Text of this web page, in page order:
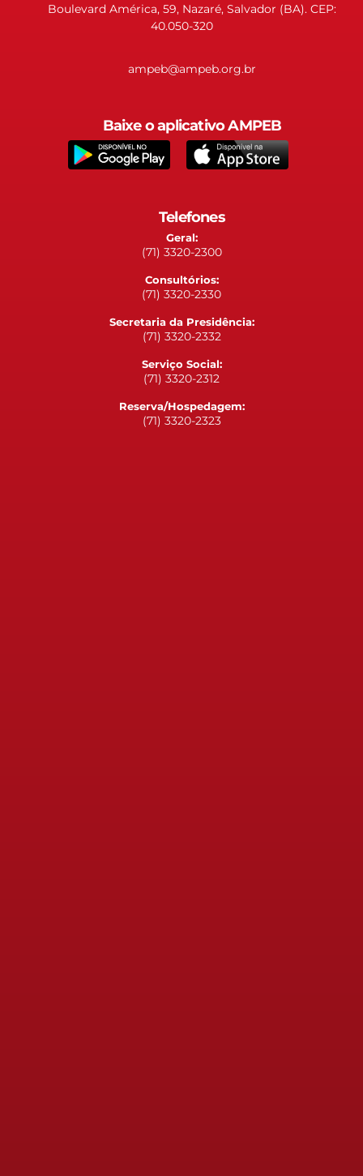
Boulevard América, 59, Nazaré, Salvador (BA). CEP:
40.050-320
ampeb@ampeb.org.br
Baixe o aplicativo AMPEB
Telefones
Geral:
(71) 3320-2300
Consultórios:
(71) 3320-2330
Secretaria da Presidência:
(71) 3320-2332
Serviço Social:
(71) 3320-2312
Reserva/Hospedagem:
(71) 3320-2323